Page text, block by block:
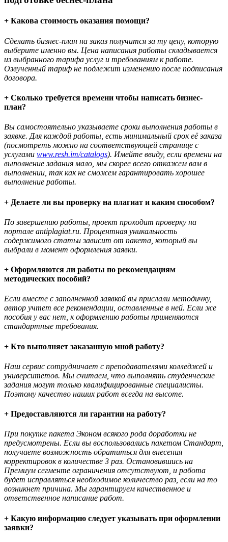
+ Какова стоимость оказания помощи?
Сделать бизнес-план на заказ получится за ту цену, которую
выберите именно вы. Цена написания работы складывается
из выбранного тарифа услуг и требованиям к работе.
Озвученный тариф не подлежит изменению после подписания
договора.
+ Сколько требуется времени чтобы написать бизнес-
план?
Вы самостоятельно указываете сроки выполнения работы в
заявке. Для каждой работы, есть минимальный срок её заказа
(посмотреть можно на соответствующей странице с
услугами www.resh.im/catalogs). Имейте ввиду, если времени на
выполнение задания мало, мы скорее всего откажем вам в
выполнении, так как не сможем гарантировать хорошее
выполнение работы.
+ Делаете ли вы проверку на плагиат и каким способом?
По завершению работы, проект проходит проверку на
портале antiplagiat.ru. Процентная уникальность
содержимого статьи зависит от пакета, который вы
выбрали в момент оформления заявки.
+ Оформляются ли работы по рекомендациям
методических пособий?
Если вместе с заполненной заявкой вы прислали методичку,
автор учтет все рекомендации, оставленные в ней. Если же
пособия у вас нет, к оформлению работы применяются
стандартные требования.
+ Кто выполняет заказанную мной работу?
Наш сервис сотрудничает с преподавателями колледжей и
университетов. Мы считаем, что выполнять студенческие
задания могут только квалифицированные специалисты.
Поэтому качество наших работ всегда на высоте.
+ Предоставляются ли гарантии на работу?
При покупке пакета Эконом всякого рода доработки не
предусмотрены. Если вы воспользовались пакетом Стандарт,
получаете возможность обратиться для внесения
корректировок в количестве 3 раз. Остановившись на
Премиум сегменте ограничения отсутствуют, и работа
будет исправляться необходимое количество раз, если на то
возникнет причина. Мы гарантируем качественное и
ответственное написание работ.
+ Какую информацию следует указывать при оформлении
заявки?